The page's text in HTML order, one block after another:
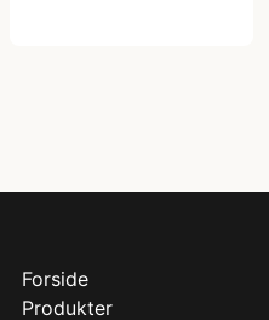
Forside
Produkter